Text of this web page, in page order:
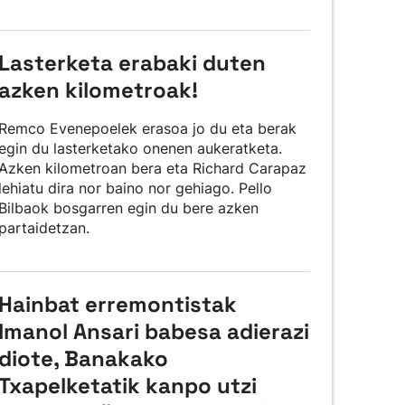
erabaki duten
kilometroak!
Evenepoelek erasoa jo du eta berak
du lasterketako onenen aukeratketa.
kilometroan bera eta Richard Carapaz
dira nor baino nor gehiago. Pello
bosgarren egin du bere azken
erremontistak
Ansari babesa adierazi
Banakako
kanpo utzi